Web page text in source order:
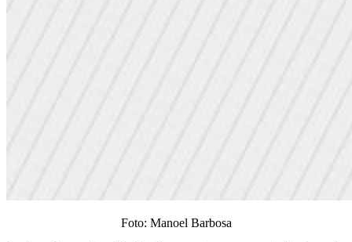
Foto: Manoel Barbosa